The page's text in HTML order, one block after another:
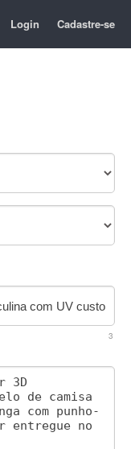
Login Cadastre-se
3